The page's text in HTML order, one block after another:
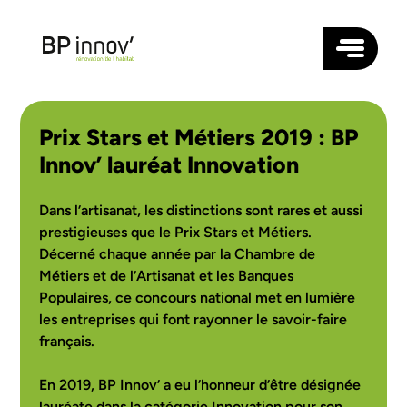
FAÇADE
ISOLATION
MENUISERIES
NOS AGENCES
ANGERS
RENNES
NANTES
LAVAL
VANNES
SAINT-BRIEUC
QUI SOMMES-NOUS ?
RÉALISATIONS
BLOG
CONTACTEZ-NOUS
SUIVEZ-NOUS
Prix Stars et Métiers 2019 : BP
Innov’ lauréat Innovation
Dans l’artisanat, les distinctions sont rares et aussi
prestigieuses que le Prix Stars et Métiers.
Décerné chaque année par la Chambre de
Métiers et de l’Artisanat et les Banques
Populaires, ce concours national met en lumière
les entreprises qui font rayonner le savoir-faire
français.
En 2019, BP Innov’ a eu l’honneur d’être désignée